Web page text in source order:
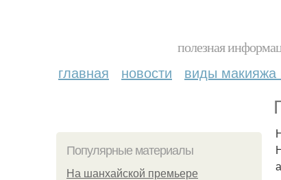
полезная
главная новости виды макияжа
Популярные материалы
На шанхайской премьере